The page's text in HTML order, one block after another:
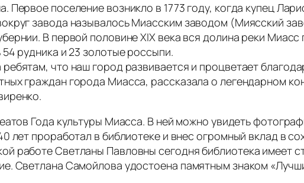
Первое поселение возникло в 1773 году, когда купец
завода называлось Миасским заводом (Миясский
В первой половине XIX века вся долина реки
рудника и 23 золотые россыпи.
что наш город развивается и процветает
граждан города Миасса, рассказала о легендарном
Года культуры Миасса. В ней можно увидеть
лет проработал в библиотеке и внес огромный вклад в
работе Светланы Павловны сегодня библиотека имеет
Светлана Самойлова удостоена памятным знаком